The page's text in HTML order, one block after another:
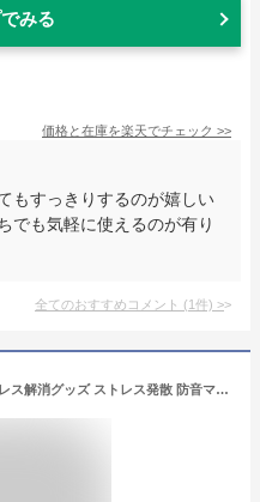
みる
価格と在庫を楽天でチェック >>
もすっきりするのが嬉しい
でも気軽に使えるのが有り
全てのおすすめコメント (1件) >
《2000円クーポン配布中》ストレス解消グッズ ストレス発散 防音マイク UTAET ウタエット 熱唱エクササイズ 発声練習 自宅カラオケ 一人カラオケ ホームカラオケ ボイストレーニング グッズ うたえっと メガホン